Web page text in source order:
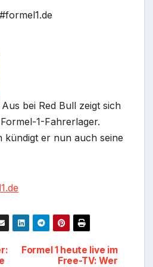
#formel1.de
bei Red Bull zeigt sich
1-Fahrerlager.
kündigt er nun auch seine
Formel 1 heute live im
Free-TV: Wer